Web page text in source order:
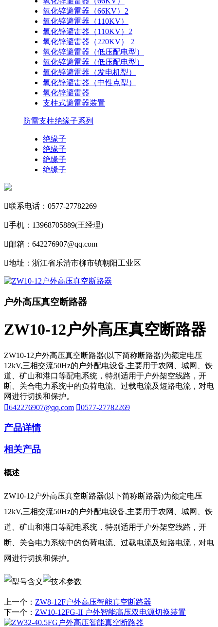
氧化锌避雷器（66KV）2
氧化锌避雷器（110KV）
氧化锌避雷器（110KV）2
氧化锌避雷器（220KV） 2
氧化锌避雷器（低压配电型）
氧化锌避雷器（低压配电型）
氧化锌避雷器（发电机型）
氧化锌避雷器（中性点型）
氧化锌避雷器
支柱式避雷器装置
防雷支柱绝缘子系列
绝缘子
绝缘子
绝缘子
绝缘子
联系电话：0577-27782269
手机：13968705889(王经理)
邮箱：642276907@qq.com
地址：浙江省乐清市柳市镇朝阳工业区
户外高压真空断路器
ZW10-12户外高压真空断路器
ZW10-12户外高压真空断路器(以下简称断路器)为额定电压
12kV,三相交流50Hz的户外配电设备,主要用于农网、城网、铁
道、矿山和港口等配电系统，特别适用于户外架空线路，开
断、关合电力系统中的负荷电流、过载电流及短路电流，对电
网进行切换和保护。
642276907@qq.com 0577-27782269
产品详情
相关产品
概述
ZW10-12户外高压真空断路器(以下简称断路器)为额定电压
12kV,三相交流50Hz的户外配电设备,主要用于农网、城网、铁
道、矿山和港口等配电系统，特别适用于户外架空线路，开
断、关合电力系统中的负荷电流、过载电流及短路电流，对电
网进行切换和保护。
上一个： ZW8-12F户外高压智能真空断路器
下一个： ZW10-12FG-II 户外智能高压双电源切换装置